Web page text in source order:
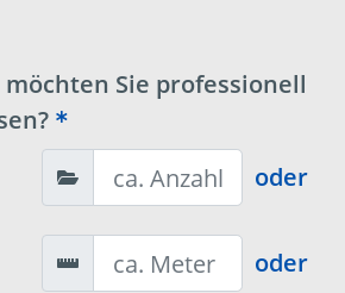
Sie professionell
oder
oder